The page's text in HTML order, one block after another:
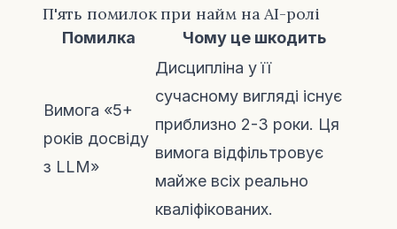
П'ять помилок при найм на AI-ролі
Помилка Чому це шкодить
Вимога «5+
років досвіду
з LLM»
Дисципліна у її
сучасному вигляді існує
приблизно 2-3 роки. Ця
вимога відфільтровує
майже всіх реально
кваліфікованих.